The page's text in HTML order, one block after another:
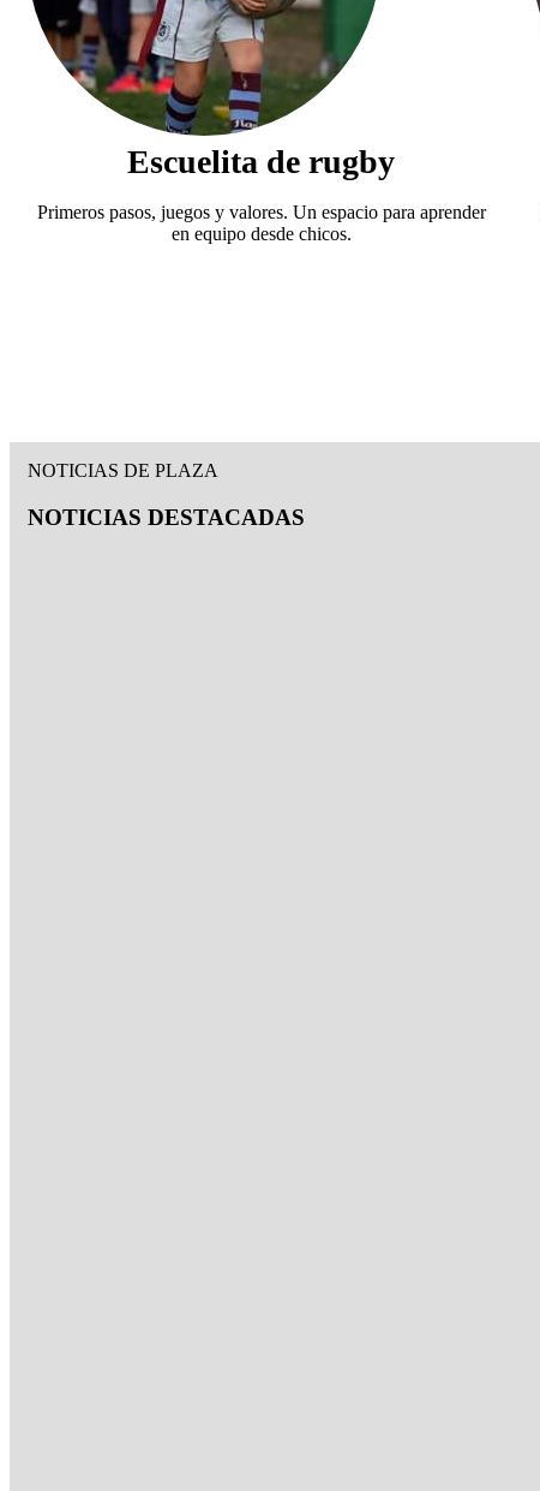
Escuelita de rugby
Primeros pasos, juegos y valores. Un espacio para aprender
en equipo desde chicos.
NOTICIAS DE PLAZA
NOTICIAS DESTACADAS